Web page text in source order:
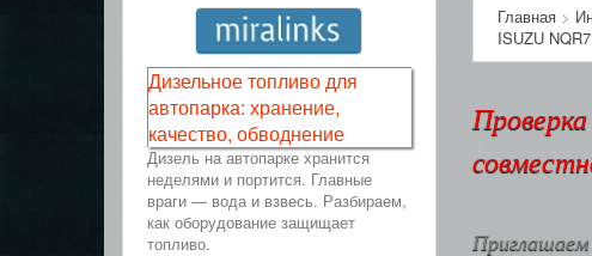
Главная>
ISUZU
Приглашаем
Дизельное топливо для
автопарка: хранение,
качество, обводнение
Дизель на автопарке хранится
неделями и портится. Главные
враги — вода и взвесь. Разбираем,
как оборудование защищает
топливо.